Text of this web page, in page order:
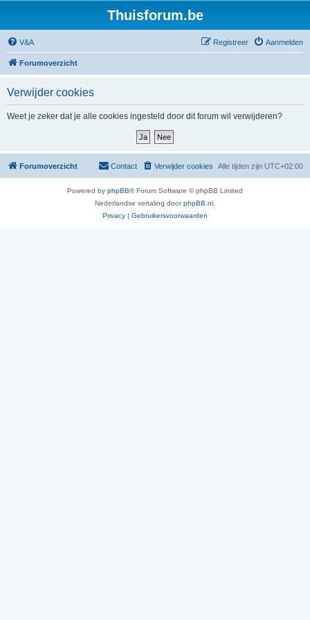
Thuisforum.be
V&A Aanmelden
Registreer
Forumoverzicht
Verwijder cookies
Weet je zeker dat je alle cookies ingesteld door dit forum wil verwijderen?
Forumoverzicht Alle tijden zijn UTC+02:00
Verwijder cookies
Contact
Powered by phpBB® Forum Software © phpBB Limited
Nederlandse vertaling doorphpBB.nl
Privacy | Gebruikersvoorwaarden